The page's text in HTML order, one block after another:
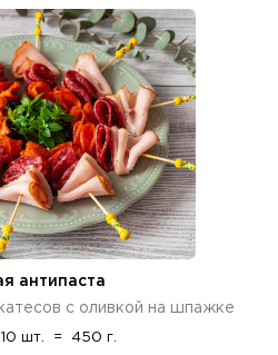
антипаста
с оливкой на шпажке
10 шт. = 450 г.